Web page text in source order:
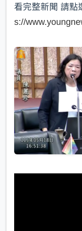
看完整新聞 請
s://